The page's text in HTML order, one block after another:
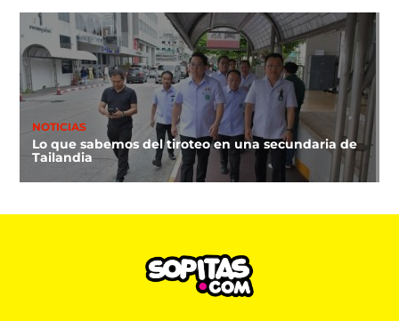
NOTICIAS
Lo que sabemos del tiroteo en una secundaria de
Tailandia